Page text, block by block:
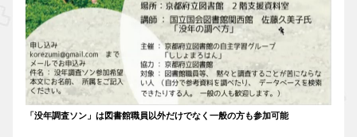
「没年調査ソン」は図書館職員以外だけでなく一般の方も参加可能